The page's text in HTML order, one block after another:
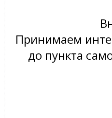
Принимаем
до пункта